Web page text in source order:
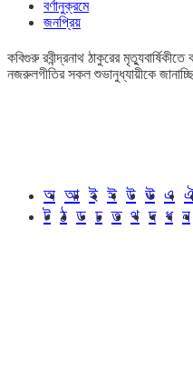
বর্ণানুক্রমে
জনপ্রিয়
কবিগুরু রবীন্দ্রনাথ ঠাকুরের
নজরুলগীতির সকল শুভানুধ্যায়ীকে
অ আ ই ঈ উ ঊ এ
ট ঠ ড ঢ ত থ দ ধ ন